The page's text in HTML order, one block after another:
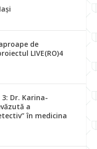
de
LIVE(RO)4
3: Dr. Karina-
a
în medicina